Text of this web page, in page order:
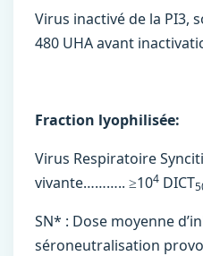
Virus inactivé de la PI3,
480 UHA avant
Fraction lyophilisée:
Virus Respiratoire
vivante……….. ≥104 DICT
SN* : Dose moyenne
séroneutralisation